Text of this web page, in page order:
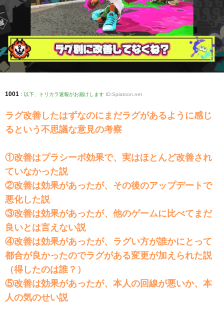
1001 : 以下、トリカラ速報がお届けします ID:Splatoon.net
ラグ改善したはずなのにまだラグがあるように感じ
るという不思議な意見の考察
①改善はプラシーボ効果で、実はほとんど改善され
ていなかった説
②改善は効果があったが、その後のアップデートで
悪化した説
③改善は効果があったが、他のゲームに比べてまだ
良いとは言えない説
④改善は効果があったが、ラグい方が誰かにとって
都合が良かったのでラグがある変更が加えられた説
（得したのは誰？）
⑤改善は効果があったが、本人の回線が悪いか、本
人の気のせい説